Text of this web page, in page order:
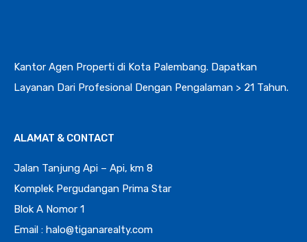
Kantor Agen Properti di Kota Palembang. Dapatkan
Layanan Dari Profesional Dengan Pengalaman > 21 Tahun.
ALAMAT & CONTACT
Jalan Tanjung Api – Api, km 8
Komplek Pergudangan Prima Star
Blok A Nomor 1
Email : halo@tiganarealty.com